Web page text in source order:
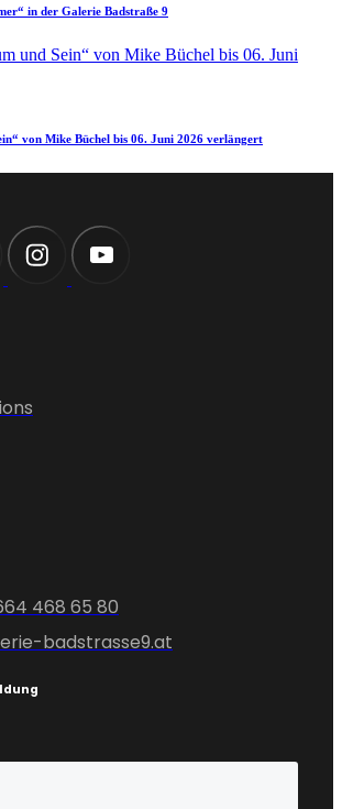
in der Galerie Badstraße 9
von Mike Büchel bis 06. Juni 2026 verlängert
468 65 80
badstrasse9.at